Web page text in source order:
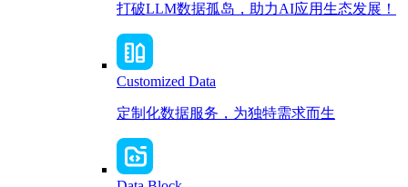
打破LLM数据孤岛，助力AI应用生态发展！
Customized Data
定制化数据服务，为独特需求而生